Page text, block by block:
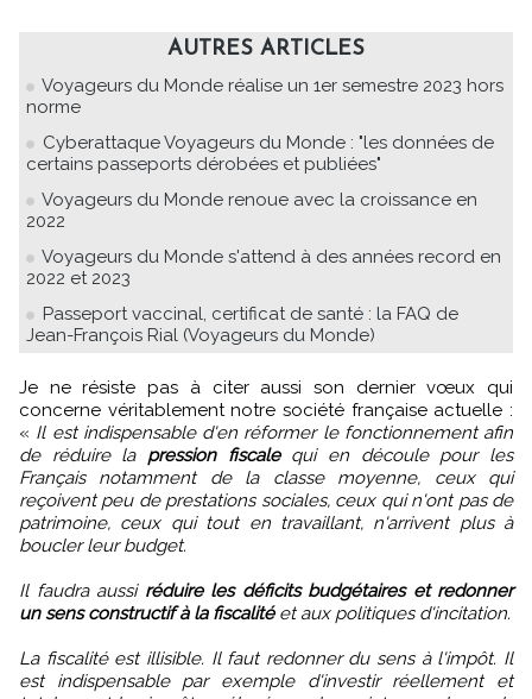
AUTRES ARTICLES
Voyageurs du Monde réalise un 1er semestre 2023 hors
norme
Cyberattaque Voyageurs du Monde : "les données de
certains passeports dérobées et publiées"
Voyageurs du Monde renoue avec la croissance en
2022
Voyageurs du Monde s'attend à des années record en
2022 et 2023
Passeport vaccinal, certificat de santé : la FAQ de
Jean-François Rial (Voyageurs du Monde)
Je ne résiste pas à citer aussi son dernier vœux qui
concerne véritablement notre société française actuelle :
« Il est indispensable d'en réformer le fonctionnement afin
de réduire la pression fiscalequi en découle pour les
Français notamment de la classe moyenne, ceux qui
reçoivent peu de prestations sociales, ceux qui n'ont pas de
patrimoine, ceux qui tout en travaillant, n'arrivent plus à
boucler leur budget.
Il faudra aussi réduire les déficits budgétaires et redonner
un sens constructif à la fiscalitéet aux politiques d'incitation.
La fiscalité est illisible. Il faut redonner du sens à l'impôt. Il
est indispensable par exemple d'investir réellement et